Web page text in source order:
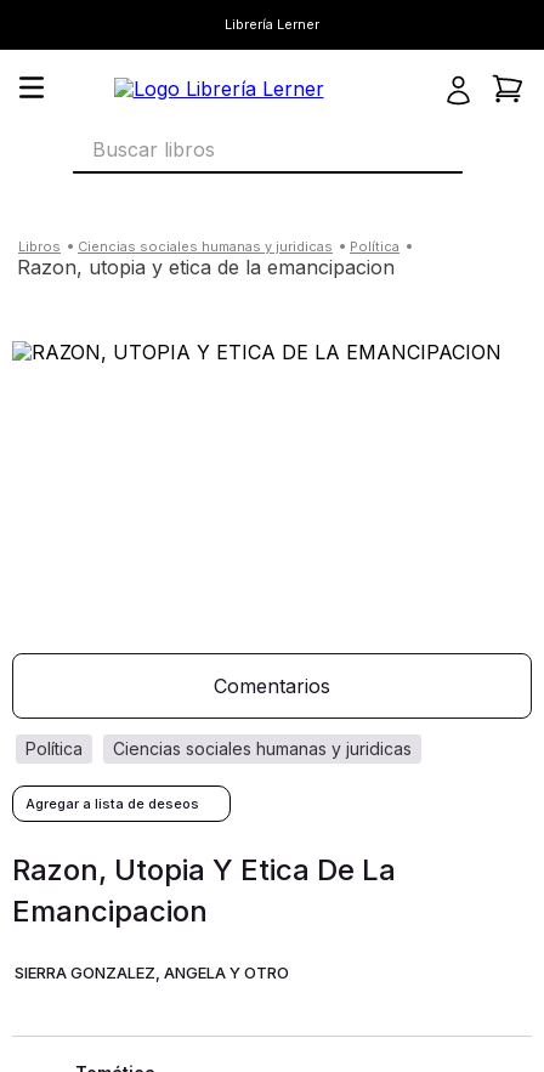
Librería Lerner
Buscar libros
ciencias sociales humanas y juridicas política
razon, utopia y etica de la emancipacion
Comentarios
ciencias sociales humanas y juridicas
política
Razon, Utopia Y Etica De La
Emancipacion
SIERRA GONZALEZ, ANGELA Y OTRO